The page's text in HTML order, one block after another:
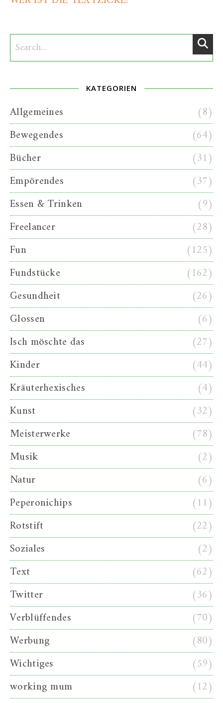
KATEGORIEN
Allgemeines
(8)
Bewegendes
(64)
Bücher
(31)
Empörendes
(37)
Essen & Trinken
(9)
Freelancer
(28)
Fun
(125)
Fundstücke
(162)
Gesundheit
(26)
Glossen
(6)
Isch möschte das
(27)
Kinder
(44)
Kräuterhexisches
(4)
Kunst
(32)
Meisterwerke
(78)
Musik
(2)
Natur
(6)
Peperonichips
(11)
Rotstift
(22)
Soziales
(2)
Text
(62)
Twitter
(36)
Verblüffendes
(70)
Werbung
(80)
Wichtiges
(59)
working mum
(12)